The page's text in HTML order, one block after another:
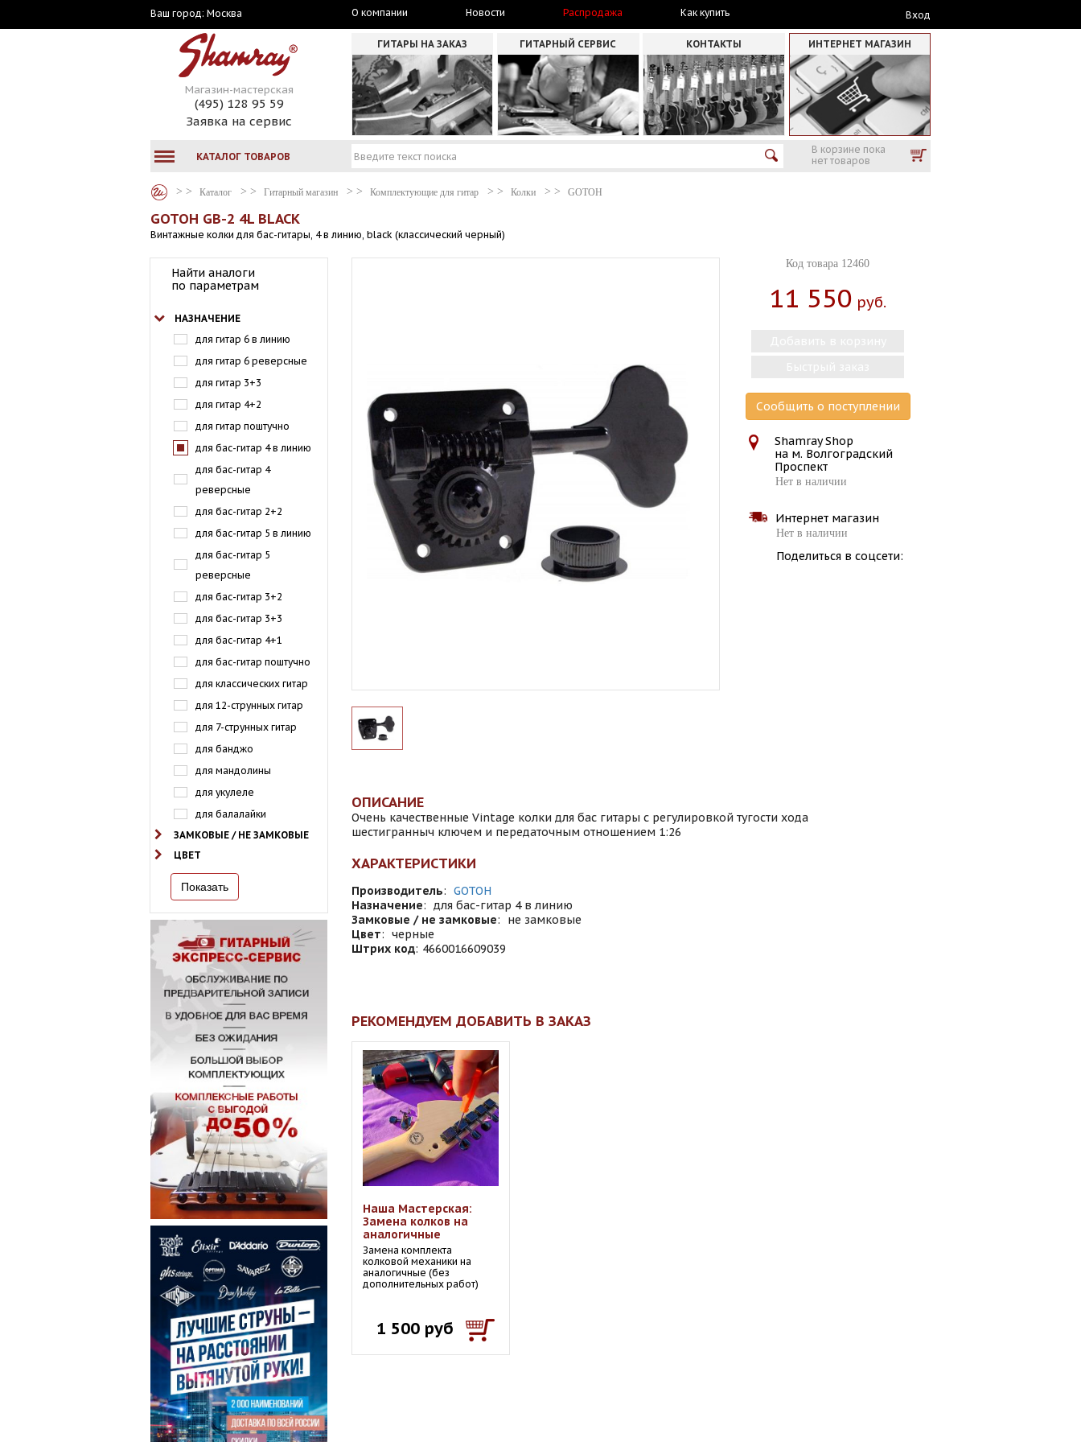
Ваш город: Москва О компании Новости Распродажа Как купить Вход
Магазин-мастерская
(495) 128 95 59
Заявка на сервис
ГИТАРЫ НА ЗАКАЗ ГИТАРНЫЙ СЕРВИС КОНТАКТЫ ИНТЕРНЕТ МАГАЗИН
КАТАЛОГ ТОВАРОВ
В корзине пока
нет товаров
Каталог Гитарный магазин Комплектующие для гитар Колки GOTOH
GOTOH GB-2 4L BLACK
Винтажные колки для бас-гитары, 4 в линию, black (классический черный)
Найти аналоги
по параметрам
НАЗНАЧЕНИЕ
для гитар 6 в линию
для гитар 6 реверсные
для гитар 3+3
для гитар 4+2
для гитар поштучно
для бас-гитар 4 в линию
для бас-гитар 4
реверсные
для бас-гитар 2+2
для бас-гитар 5 в линию
для бас-гитар 5
реверсные
для бас-гитар 3+2
для бас-гитар 3+3
для бас-гитар 4+1
для бас-гитар поштучно
для классических гитар
для 12-струнных гитар
для 7-струнных гитар
для банджо
для мандолины
для укулеле
для балалайки
ЗАМКОВЫЕ / НЕ ЗАМКОВЫЕ
ЦВЕТ
Код товара 12460
11 550 Руб.
Сообщить о поступлении
Shamray Shop
на м. Волгоградский
Проспект
Нет в наличии
Интернет магазин
Нет в наличии
Поделиться в соцсети:
ОПИСАНИЕ
Очень качественные Vintage колки для бас гитары с регулировкой тугости хода
шестигранныч ключем и передаточным отношением 1:26
ХАРАКТЕРИСТИКИ
Производитель: GOTOH
Назначение: для бас-гитар 4 в линию
Замковые / не замковые:
не замковые
Цвет: черные
Штрих код: 4660016609039
РЕКОМЕНДУЕМ ДОБАВИТЬ В ЗАКАЗ
Наша Мастерская:
Замена колков на
аналогичные
Замена комплекта
колковой механики на
аналогичные (без
дополнительных работ)
1 500 руб